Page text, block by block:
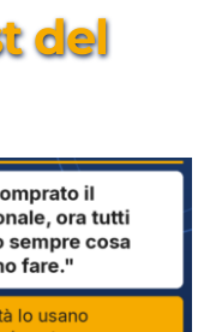
del